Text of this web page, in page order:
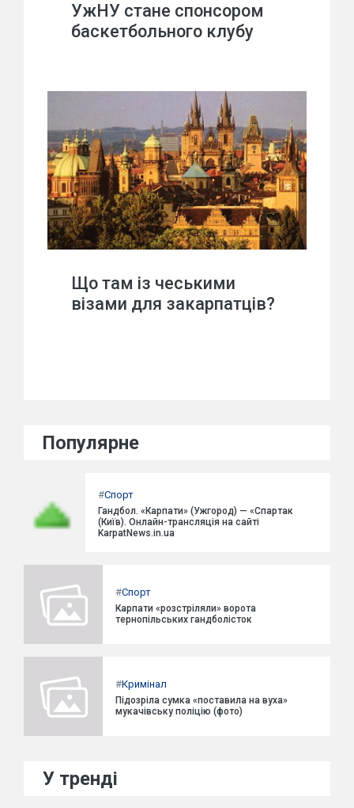
УжНУ стане спонсором
баскетбольного клубу
Що там із чеськими
візами для закарпатців?
Популярне
#Спорт
Гандбол. «Карпати» (Ужгород) — «Спартак
(Київ). Онлайн-трансляція на сайті
KarpatNews.in.ua
#Спорт
Карпати «розстріляли» ворота
тернопільських гандболісток
#Кримінал
Підозріла сумка «поставила на вуха»
мукачівську поліцію (фото)
У тренді